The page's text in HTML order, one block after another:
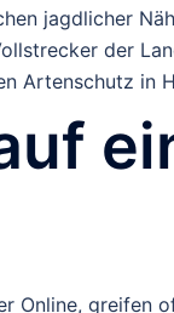
jagdlicher
der
Artenschutz in
Online, greifen